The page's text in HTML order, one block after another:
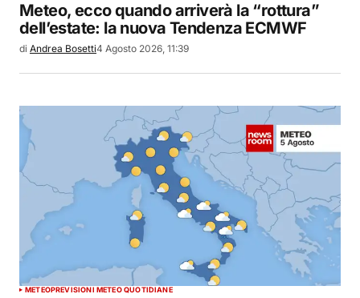
Meteo, ecco quando arriverà la “rottura”
dell’estate: la nuova Tendenza ECMWF
di Andrea Bosetti4 Agosto 2026, 11:39
METEOPREVISIONI METEO QUOTIDIANE